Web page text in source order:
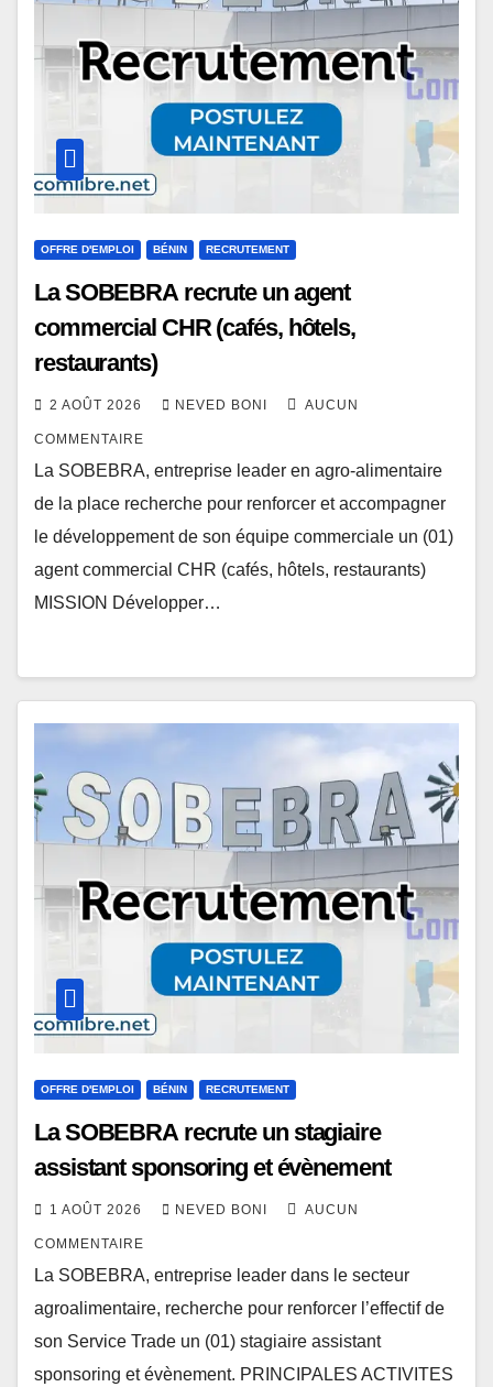
OFFRE D'EMPLOI BÉNIN RECRUTEMENT
La SOBEBRA recrute un agent
commercial CHR (cafés, hôtels,
restaurants)
2 AOÛT 2026 NEVED BONI AUCUN
COMMENTAIRE
La SOBEBRA, entreprise leader en agro-alimentaire
de la place recherche pour renforcer et accompagner
le développement de son équipe commerciale un (01)
agent commercial CHR (cafés, hôtels, restaurants)
MISSION Développer…
OFFRE D'EMPLOI BÉNIN RECRUTEMENT
La SOBEBRA recrute un stagiaire
assistant sponsoring et évènement
1 AOÛT 2026 NEVED BONI AUCUN
COMMENTAIRE
La SOBEBRA, entreprise leader dans le secteur
agroalimentaire, recherche pour renforcer l’effectif de
son Service Trade un (01) stagiaire assistant
sponsoring et évènement. PRINCIPALES ACTIVITES